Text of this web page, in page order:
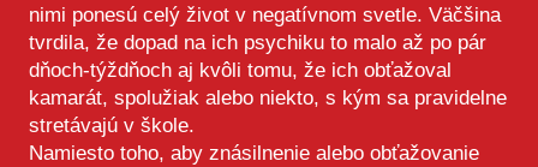
nimi ponesú celý život v negatívnom svetle. Väčšina
tvrdila, že dopad na ich psychiku to malo až po pár
dňoch-týždňoch aj kvôli tomu, že ich obťažoval
kamarát, spolužiak alebo niekto, s kým sa pravidelne
stretávajú v škole.
Namiesto toho, aby znásilnenie alebo obťažovanie